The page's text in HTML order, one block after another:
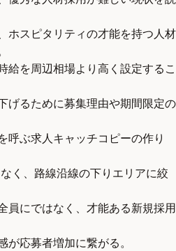
ホスピタリティの才能を持つ人材
給を周辺相場より高く設定するこ
げるために募集理由や期間限定の
呼ぶ求人キャッチコピーの作り
く、路線沿線の下りエリアに絞
員にではなく、才能ある新規採用
応募者増加に繋がる。